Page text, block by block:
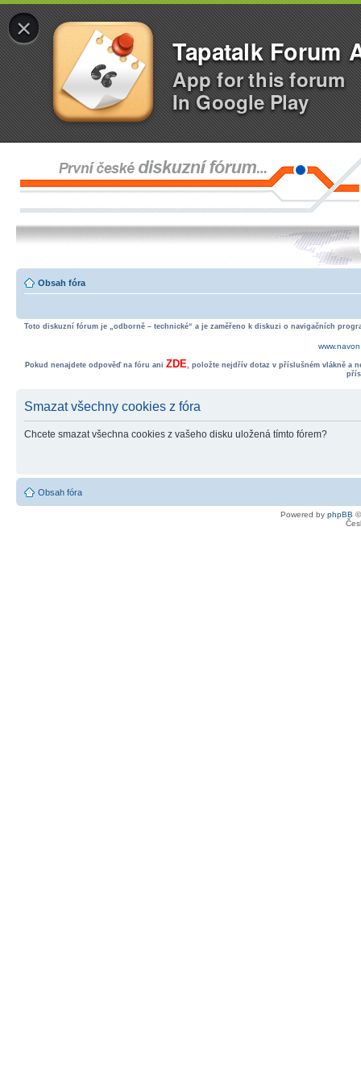
×
Tapatalk Forum
App for this forum
In Google Play
Obsah fóra
Toto diskuzní fórum je „odborně – technické“ a je zaměřeno k diskuzi o navigačních
Pokud nenajdete odpověď na fóru ani ZDE, položte nejdřív dotaz v příslušném vlákně a
Smazat všechny cookies z fóra
Chcete smazat všechna cookies z vašeho disku uložená tímto fórem?
Obsah fóra
Powered by phpBB